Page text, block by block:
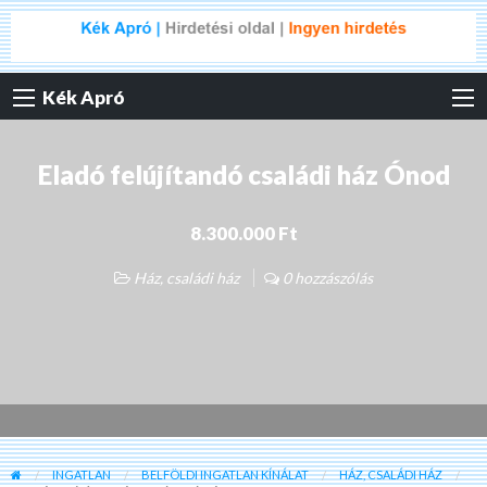
Kék Apró
Eladó felújítandó családi ház Ónod
8.300.000 Ft
Ház, családi ház 0 hozzászólás
INGATLAN BELFÖLDI INGATLAN KÍNÁLAT
HÁZ, CSALÁDI HÁZ